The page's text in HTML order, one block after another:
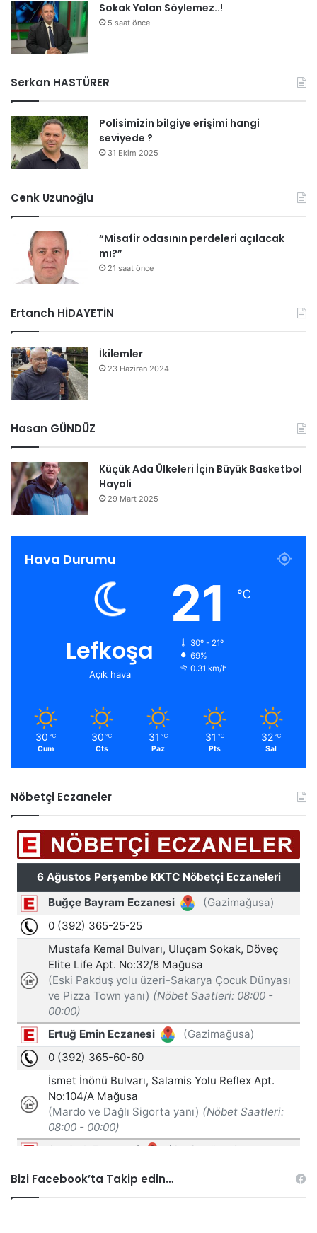
Sokak Yalan Söylemez..!
5 saat önce
Serkan HASTÜRER
Polisimizin bilgiye erişimi hangi
seviyede ?
31 Ekim 2025
Cenk Uzunoğlu
“Misafir odasının perdeleri açılacak
mı?”
21 saat önce
Ertanch HİDAYETİN
İkilemler
23 Haziran 2024
Hasan GÜNDÜZ
Küçük Ada Ülkeleri İçin Büyük Basketbol
Hayali
29 Mart 2025
Hava Durumu
Lefkoşa
Açık hava
21 ℃
30º - 21º
69%
0.31 km/h
30 ℃
Cum
30 ℃
Cts
31 ℃
Paz
31 ℃
Pts
32 ℃
Sal
Nöbetçi Eczaneler
Bizi Facebook’ta Takip edin…